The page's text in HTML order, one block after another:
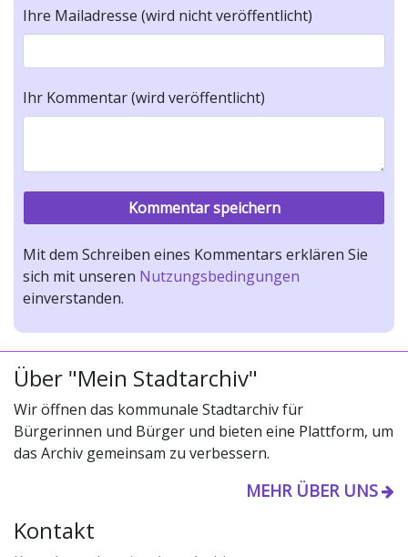
Ihre Mailadresse (wird nicht veröffentlicht)
Ihr Kommentar (wird veröffentlicht)
Mit dem Schreiben eines Kommentars erklären Sie
sich mit unseren Nutzungsbedingungen
einverstanden.
Über "Mein Stadtarchiv"
Wir öffnen das kommunale Stadtarchiv für
Bürgerinnen und Bürger und bieten eine Plattform, um
das Archiv gemeinsam zu verbessern.
MEHR ÜBER UNS
Kontakt